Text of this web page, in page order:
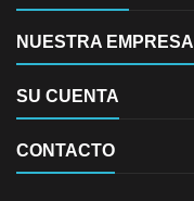
NUESTRA EMPRESA
SU CUENTA
CONTACTO